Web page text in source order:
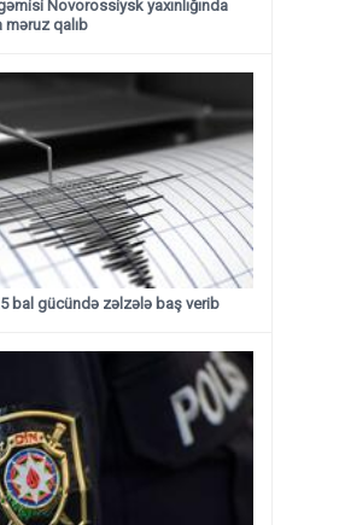
Novorossiysk yaxınlığında
məruz qalıb
bal gücündə zəlzələ baş verib